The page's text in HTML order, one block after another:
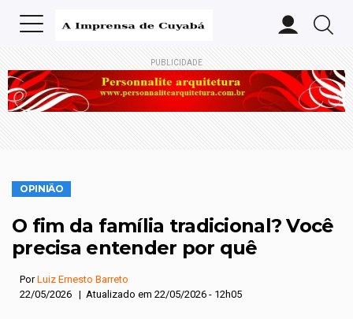
PUBLICIDADE
OPINIÃO
O fim da família tradicional? Você
precisa entender por quê
PorLuiz Ernesto Barreto
22/05/2026 | Atualizado em 22/05/2026 - 12h05